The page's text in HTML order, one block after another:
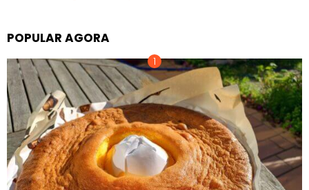
POPULAR AGORA